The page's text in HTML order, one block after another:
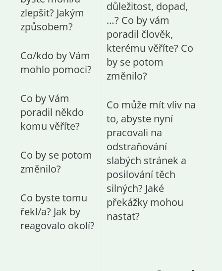
zlepšit? Jakým
způsobem?
Co/kdo by Vám
mohlo pomoci?
Co by Vám
poradil někdo
komu věříte?
Co by se potom
změnilo?
Co byste tomu
řekl/a? Jak by
reagovalo okolí?
důležitost, dopad,
…? Co by vám
poradil člověk,
kterému věříte? Co
by se potom
změnilo?
Co může mít vliv na
to, abyste nyní
pracovali na
odstraňování
slabých stránek a
posilování těch
silných? Jaké
překážky mohou
nastat?